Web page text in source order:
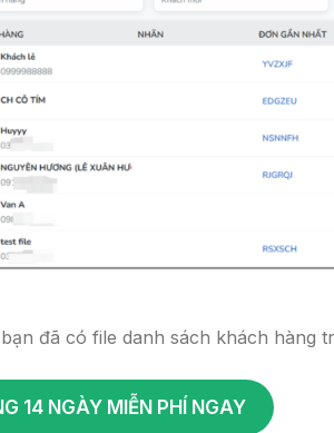
đã có file danh sách khách hàng
14 NGÀY MIỄN PHÍ NGAY